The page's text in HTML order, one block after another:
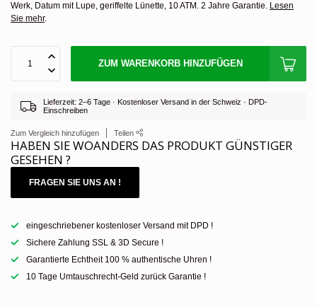
Werk, Datum mit Lupe, geriffelte Lünette, 10 ATM. 2 Jahre Garantie. Lesen
Sie mehr.
ZUM WARENKORB HINZUFÜGEN
Lieferzeit: 2–6 Tage · Kostenloser Versand in der Schweiz · DPD-
Einschreiben
Zum Vergleich hinzufügen Teilen
HABEN SIE WOANDERS DAS PRODUKT GÜNSTIGER
GESEHEN ?
FRAGEN SIE UNS AN !
eingeschriebener kostenloser Versand mit DPD !
Sichere Zahlung SSL & 3D Secure !
Garantierte Echtheit 100 % authentische Uhren !
10 Tage Umtauschrecht-Geld zurück Garantie !